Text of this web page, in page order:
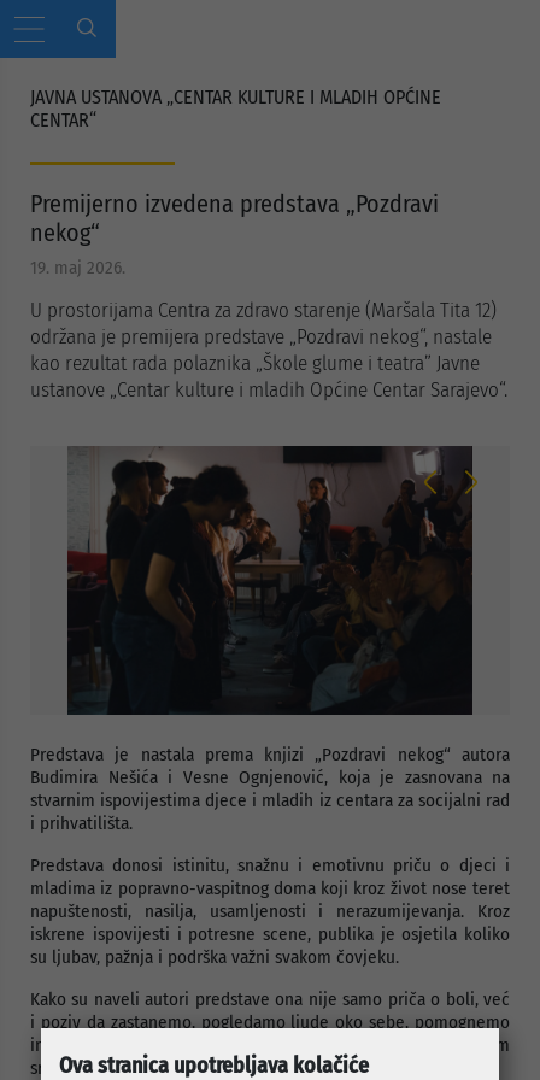
JAVNA USTANOVA „CENTAR KULTURE I MLADIH OPĆINE
CENTAR“
Premijerno izvedena predstava „Pozdravi
nekog“
19. maj 2026.
U prostorijama Centra za zdravo starenje (Maršala Tita 12)
održana je premijera predstave „Pozdravi nekog“, nastale
kao rezultat rada polaznika „Škole glume i teatra” Javne
ustanove „Centar kulture i mladih Općine Centar Sarajevo“.
Predstava je nastala prema knjizi „Pozdravi nekog“ autora
Budimira Nešića i Vesne Ognjenović, koja je zasnovana na
stvarnim ispovijestima djece i mladih iz centara za socijalni rad
i prihvatilišta.
Predstava donosi istinitu, snažnu i emotivnu priču o djeci i
mladima iz popravno-vaspitnog doma koji kroz život nose teret
napuštenosti, nasilja, usamljenosti i nerazumijevanja. Kroz
iskrene ispovijesti i potresne scene, publika je osjetila koliko
su ljubav, pažnja i podrška važni svakom čovjeku.
Kako su naveli autori predstave ona nije samo priča o boli, već
i poziv da zastanemo, pogledamo ljude oko sebe, pomognemo
im, poklonimo im našu pažnju, lijepu riječ, osmijeh ili barem
srdačno pozdravimo nekoga.
Ova stranica upotrebljava kolačiće